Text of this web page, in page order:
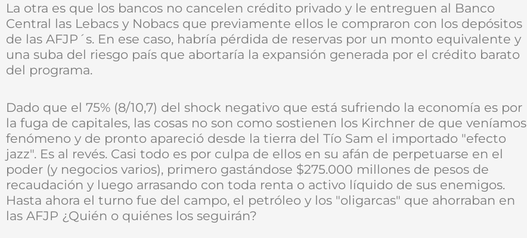
La otra es que los bancos no cancelen crédito privado y le entreguen al Banco
Central las Lebacs y Nobacs que previamente ellos le compraron con los depósitos
de las AFJP´s. En ese caso, habría pérdida de reservas por un monto equivalente y
una suba del riesgo país que abortaría la expansión generada por el crédito barato
del programa.
Dado que el 75% (8/10,7) del shock negativo que está sufriendo la economía es por
la fuga de capitales, las cosas no son como sostienen los Kirchner de que veníamos
fenómeno y de pronto apareció desde la tierra del Tío Sam el importado "efecto
jazz". Es al revés. Casi todo es por culpa de ellos en su afán de perpetuarse en el
poder (y negocios varios), primero gastándose $275.000 millones de pesos de
recaudación y luego arrasando con toda renta o activo líquido de sus enemigos.
Hasta ahora el turno fue del campo, el petróleo y los "oligarcas" que ahorraban en
las AFJP ¿Quién o quiénes los seguirán?